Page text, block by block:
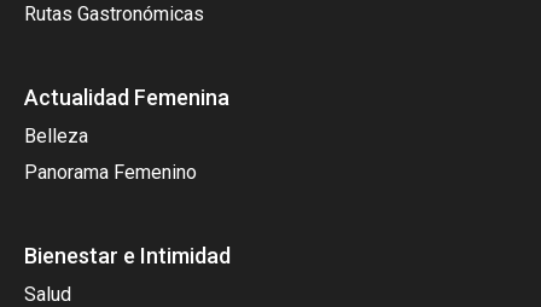
Rutas Gastronómicas
Actualidad Femenina
Belleza
Panorama Femenino
Bienestar e Intimidad
Salud